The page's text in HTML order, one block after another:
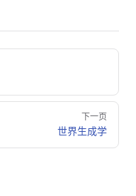
下一页
世界生成学